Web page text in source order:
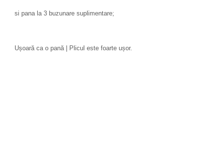
si pana la 3 buzunare suplimentare;
Ușoară ca o pană | Plicul este foarte ușor.